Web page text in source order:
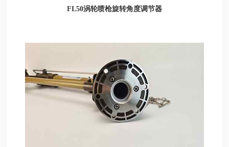
FL50涡轮喷枪旋转角度调节器